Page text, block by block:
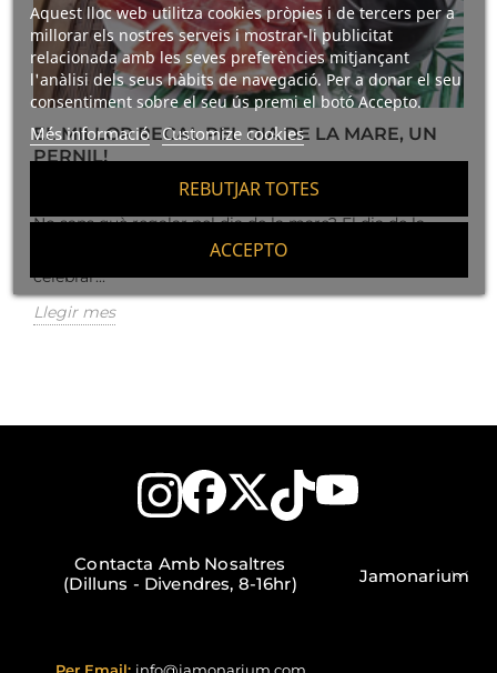
Aquest lloc web utilitza cookies pròpies i de tercers per a
millorar els nostres serveis i mostrar-li publicitat
relacionada amb les seves preferències mitjançant
l'anàlisi dels seus hàbits de navegació. Per a donar el seu
consentiment sobre el seu ús premi el botó Accepto.
Més informació Customize cookies
REBUTJAR TOTES
ACCEPTO
EL MILLOR REGAL PEL DIA DE LA MARE, UN
PERNIL!
No saps què regalar pel dia de la mare? El dia de la
mare ja és aquí i tots volem trobar el millor regal per
celebrar...
Llegir mes
Contacta Amb Nosaltres
(Dilluns - Divendres, 8-16hr)
Jamonarium